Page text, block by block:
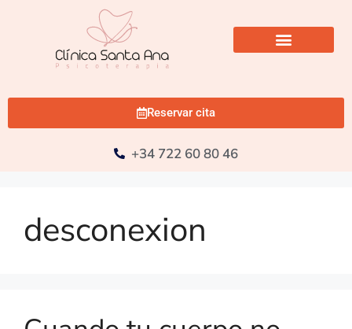
Reservar cita
+34 722 60 80 46
desconexion